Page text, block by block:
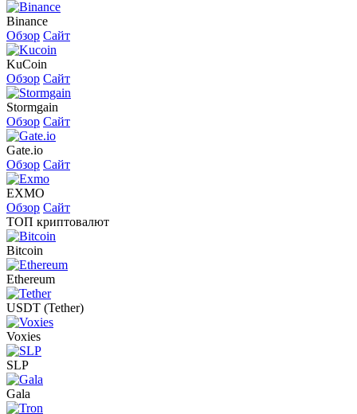
Binance
Обзор Сайт
KuCoin
Обзор Сайт
Stormgain
Обзор Сайт
Gate.io
Обзор Сайт
EXMO
Обзор Сайт
ТОП криптовалют
Bitcoin
Ethereum
USDT (Tether)
Voxies
SLP
Gala